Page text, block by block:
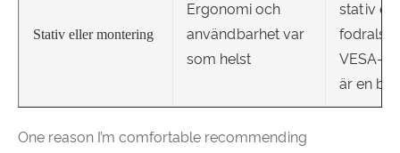
Stativ eller montering
Ergonomi och
användbarhet var
som helst
stativ
VESA-
är en
One reason I’m comfortable recommending